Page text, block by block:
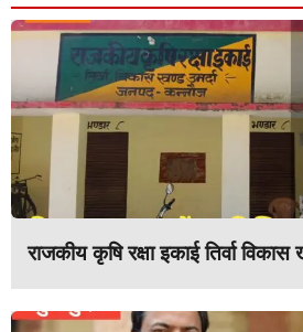
राजकीय कृषि रक्षा इकाई तिर्वा विकास